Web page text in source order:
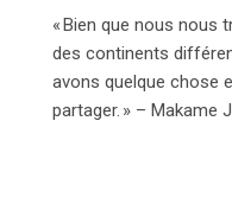
Zanzibar
nord du Pays
Galles
« Bien que nous nous
des continents
avons quelque chose
partager. » – Makame